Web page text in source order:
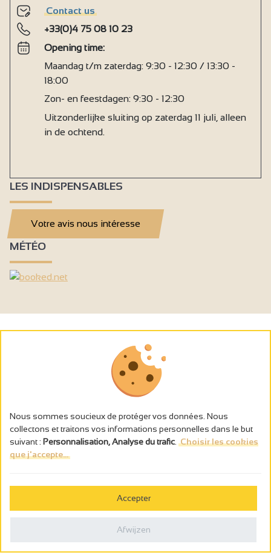
Contact us
+33(0)4 75 08 10 23
Opening time:
Maandag t/m zaterdag: 9:30 - 12:30 / 13:30 -
18:00
Zon- en feestdagen: 9:30 - 12:30
Uitzonderlijke sluiting op zaterdag 11 juli, alleen
in de ochtend.
LES INDISPENSABLES
Votre avis nous intéresse
MÉTÉO
L’abus d’alcool est dangereux pour la santé, à consommer avec
Politique de confidentialité
Nous sommes soucieux de protéger vos données. Nous
collectons et traitons vos informations personnelles dans le but
suivant : Personnalisation, Analyse du trafic Choisir les cookies
que j'accepte...
Accepter
Afwijzen